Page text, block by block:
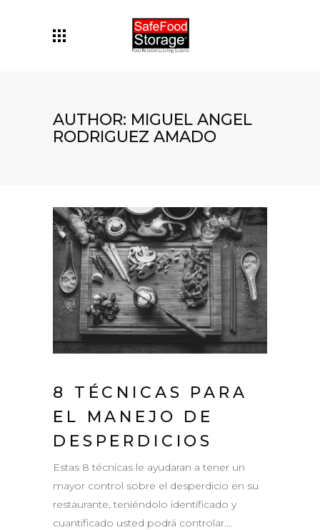
AUTHOR: MIGUEL ANGEL
RODRIGUEZ AMADO
8 TÉCNICAS PARA
EL MANEJO DE
DESPERDICIOS
Estas 8 técnicas le ayudaran a tener un
mayor control sobre el desperdicio en su
restaurante, teniéndolo identificado y
cuantificado usted podrá controlar....